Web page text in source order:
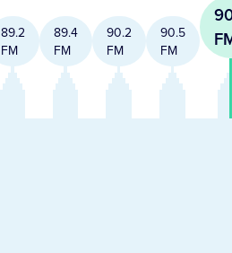
89.2
FM
89.4
FM
90.2
FM
90.5
FM